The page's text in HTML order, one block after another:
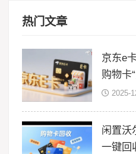
热门文章
京东e
购物卡“
2025-
闲置沃
一键回